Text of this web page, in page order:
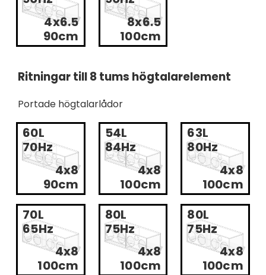
90cm
4x6.5
100cm
8x6.5
Ritningar till 8 tums högtalarelement
Portade högtalarlådor
60L
70Hz
90cm
4x8
54L
84Hz
100cm
4x8
63L
80Hz
100cm
4x8
70L
65Hz
100cm
4x8
80L
75Hz
100cm
4x8
80L
75Hz
100cm
4x8